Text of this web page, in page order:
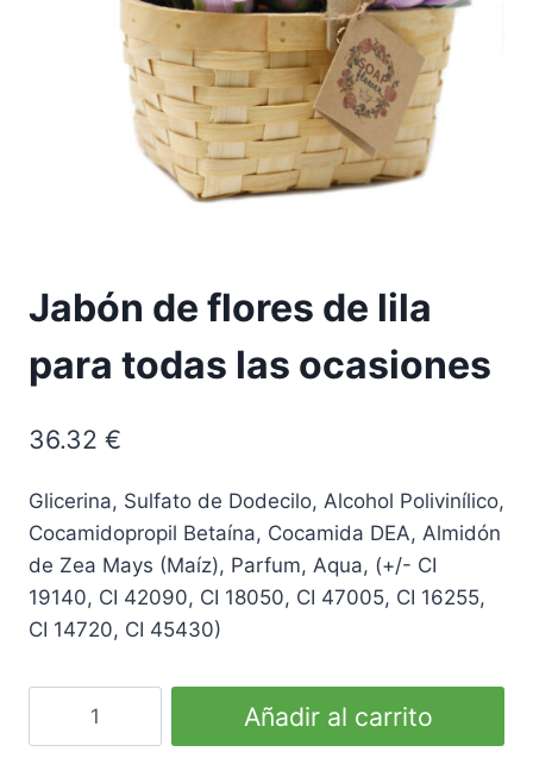
Jabón de flores de lila
para todas las ocasiones
36.32 €
Glicerina, Sulfato de Dodecilo, Alcohol Polivinílico,
Cocamidopropil Betaína, Cocamida DEA, Almidón
de Zea Mays (Maíz), Parfum, Aqua, (+/- CI
19140, CI 42090, CI 18050, CI 47005, CI 16255,
CI 14720, CI 45430)
Añadir al carrito